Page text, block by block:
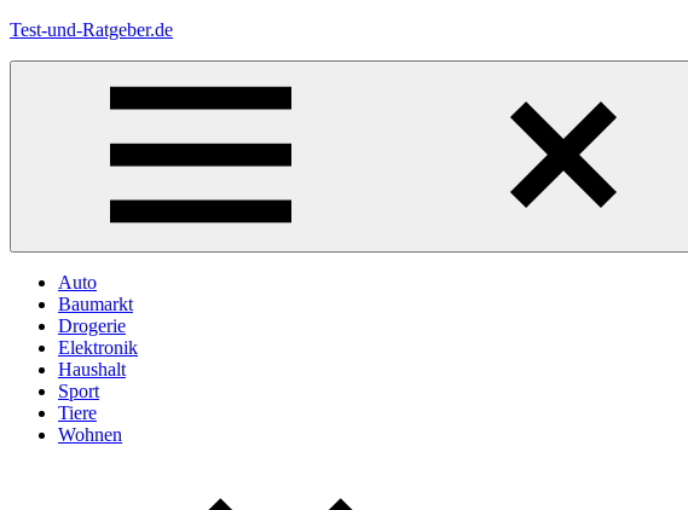
Zum
Test-und-Ratgeber.de
Menü
Auto
Baumarkt
Drogerie
Elektronik
Haushalt
Sport
Tiere
Wohnen